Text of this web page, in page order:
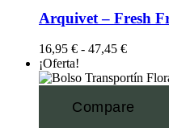
Arquivet – Fresh
16,95 € - 47,45 €
¡Oferta!
Compare